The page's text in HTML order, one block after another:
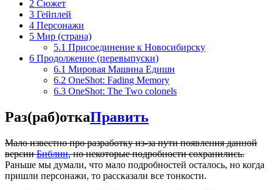
2 Сюжет
3 Гейплей
4 Персонажи
5 Мир (страна)
5.1 Присоединение к Новосибирску
6 Продолжение (перевыпуски)
6.1 Мировая Машина Едишн
6.2 OneShot: Fading Memory
6.3 OneShot: The Two colonels
Раз(раб)откаПравить
Мало известно про разработку из-за пути появления данной
версииБиблии, но некоторые подробности сохранились.
Раньше мы думали, что мало подробностей осталось, но когда
пришли персонажи, то рассказали все тонкости.